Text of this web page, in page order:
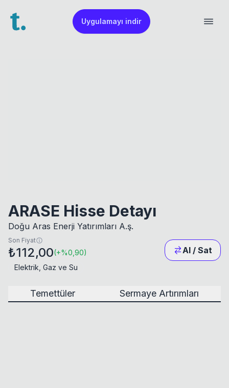
Uygulamayı indir
ARASE Hisse Detayı
Doğu Aras Enerji Yatırımları A.ş.
Son Fiyat
₺112,00(+%0,90) Al / Sat
Elektrik, Gaz ve Su
Temettüler Sermaye Artırımları